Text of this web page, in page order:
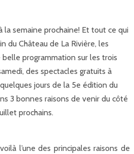
la semaine prochaine! Et tout ce qui
du Château de La Rivière, les
programmation sur les trois
des spectacles gratuits à
jours de la 5e édition du
3 bonnes raisons de venir du côté
prochains.
l’une des principales raisons de